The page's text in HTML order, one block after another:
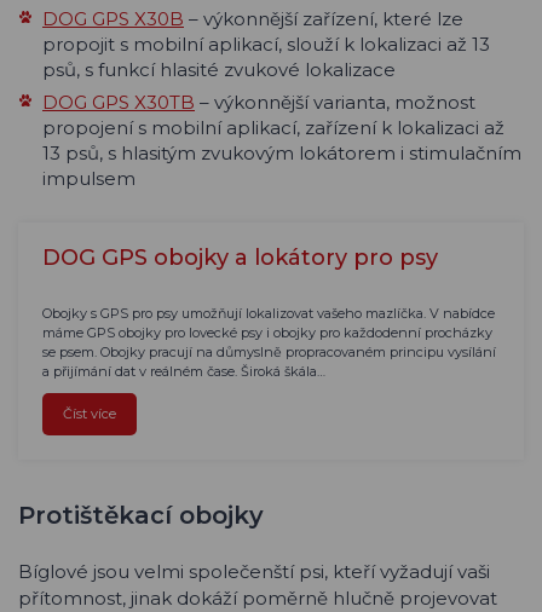
DOG GPS X30B – výkonnější zařízení, které lze
propojit s mobilní aplikací, slouží k lokalizaci až 13
psů, s funkcí hlasité zvukové lokalizace
DOG GPS X30TB – výkonnější varianta, možnost
propojení s mobilní aplikací, zařízení k lokalizaci až
13 psů, s hlasitým zvukovým lokátorem i stimulačním
impulsem
DOG GPS obojky a lokátory pro psy
Obojky s GPS pro psy umožňují lokalizovat vašeho mazlíčka. V nabídce
máme GPS obojky pro lovecké psy i obojky pro každodenní procházky
se psem. Obojky pracují na důmyslně propracovaném principu vysílání
a přijímání dat v reálném čase. Široká škála…
Číst více
Protištěkací obojky
Bíglové jsou velmi společenští psi, kteří vyžadují vaši
přítomnost, jinak dokáží poměrně hlučně projevovat